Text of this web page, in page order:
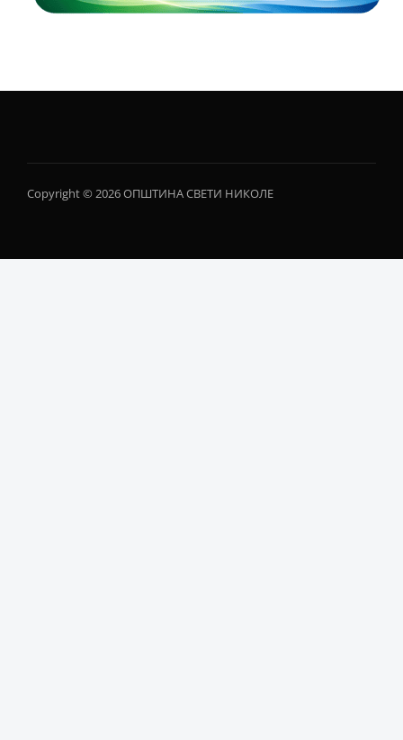
Copyright © 2026 ОПШТИНА СВЕТИ НИКОЛЕ